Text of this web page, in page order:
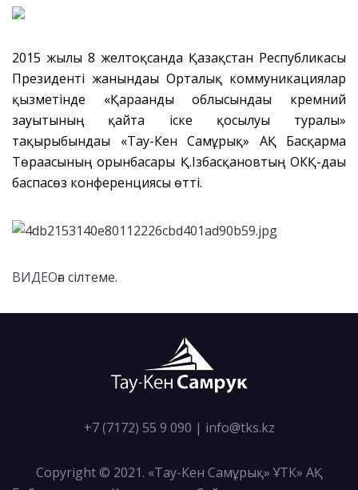
2015 жылғы 8 желтоқсанда Қазақстан Республикасы
Президенті жанындағы Орталық коммуникациялар
қызметінде «Қарағанды облысындағы кремний
зауытының қайта іске қосылуы туралы»
тақырыбындағы «Тау-Кен Самұрық» АҚ Басқарма
Төрағасының орынбасары Қ.Ізбасқановтың ОКҚ-дағы
баспасөз конференциясы өтті.
ВИДЕОға сілтеме.
+7 (7172) 55 9 090 | info@tks.kz
Copyright © 2021. «Тау-Кен Самұрық» ҰТК» АҚ